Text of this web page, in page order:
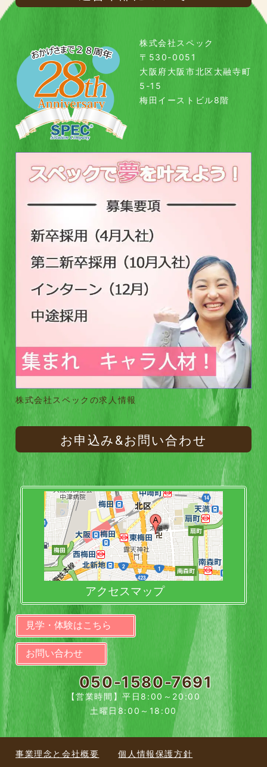
株式会社スペック
〒530-0051
大阪府大阪市北区太融寺町
5-15
梅田イーストビル8階
株式会社スペックの求人情報
お申込み&お問い合わせ
アクセスマップ
見学・体験はこちら
お問い合わせ
050-1580-7691
【営業時間】平日8:00～20:00
土曜日8:00～18:00
事業理念と会社概要 個人情報保護方針